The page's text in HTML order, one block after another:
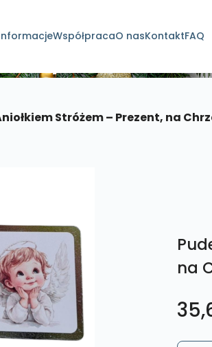
WspółpracaO nasKontaktFAQ
Stróżem – Prezent, na
na